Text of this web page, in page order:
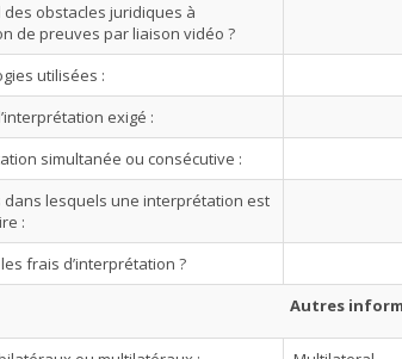
des obstacles juridiques à
de preuves par liaison vidéo ?
utilisées :
exigé :
simultanée ou consécutive :
dans lesquels une interprétation est
:
frais d’interprétation ?
Autres